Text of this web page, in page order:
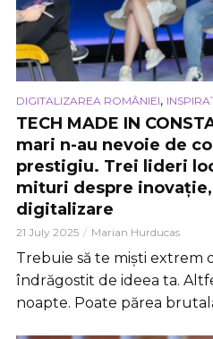
DIGITALIZAREA ROMÂNIEI,
TECH MADE IN
mari n-au nevoie de
prestigiu. Trei lideri
mituri despre
digitalizare
21 July 2025 Marian Hurducas
Trebuie să te miști extrem
îndrăgostit de ideea ta.
noapte. Poate părea